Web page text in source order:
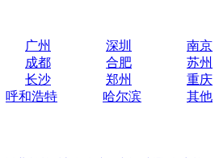
广州 深圳
南京
成都 合肥
苏州
长沙 郑州
重庆
呼和浩特 哈尔滨
其他